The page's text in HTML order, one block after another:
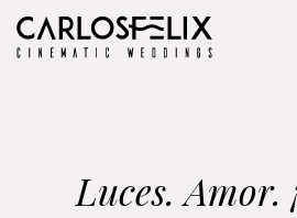
Luces. Amor.